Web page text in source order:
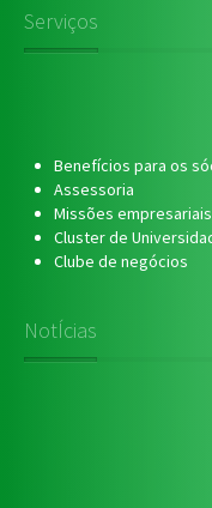
Serviços
Benefícios para os
Assessoria
Missões empresariais
Cluster de
Clube de negócios
NotÍcias